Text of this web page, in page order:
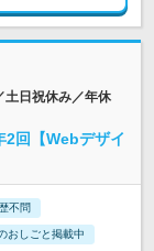
土日祝休み／年休
2回【Webデザイ
不問
おしごと掲載中